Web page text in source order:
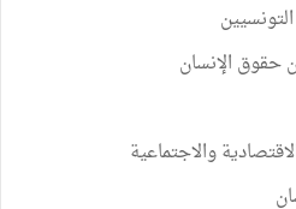
حقوق الإنسان
والاجتماعية